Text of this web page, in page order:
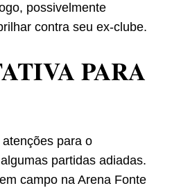
possivelmente
contra seu ex-clube.
PARA
para o
partidas adiadas.
campo na Arena Fonte